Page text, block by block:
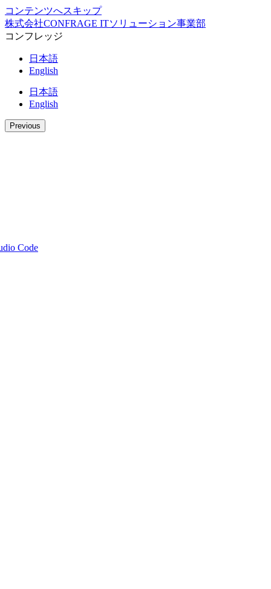
コンテンツへスキップ
株式会社CONFRAGE ITソリューション事業部
コンフレッジ
日本語
English
日本語
English
Previous
Code